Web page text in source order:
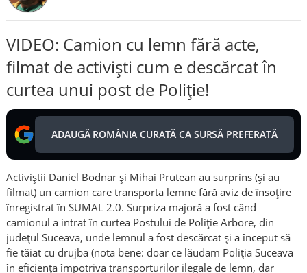
VIDEO: Camion cu lemn fără acte,
filmat de activiști cum e descărcat în
curtea unui post de Poliție!
ADAUGĂ ROMÂNIA CURATĂ CA SURSĂ PREFERATĂ
Activiștii Daniel Bodnar și Mihai Prutean au surprins (și au
filmat) un camion care transporta lemne fără aviz de însoțire
înregistrat în SUMAL 2.0. Surpriza majoră a fost când
camionul a intrat în curtea Postului de Poliție Arbore, din
județul Suceava, unde lemnul a fost descărcat și a început să
fie tăiat cu drujba (nota bene: doar ce lăudam Poliția Suceava
în eficiența împotriva transporturilor ilegale de lemn, dar